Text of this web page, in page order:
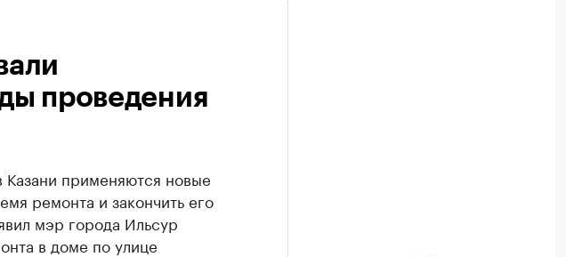
проведения
применяются новые
ремонта и закончить его
мэр города Ильсур
в доме по улице